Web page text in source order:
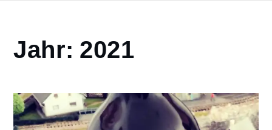
Home
2021
Jahr: 2021